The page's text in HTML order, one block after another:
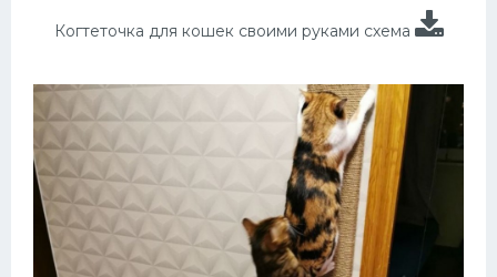
Когтеточка для кошек своими руками схема